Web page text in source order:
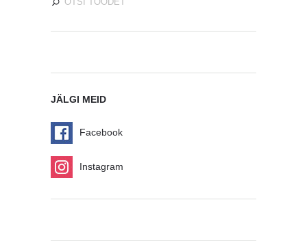
JÄLGI MEID
Facebook
Instagram